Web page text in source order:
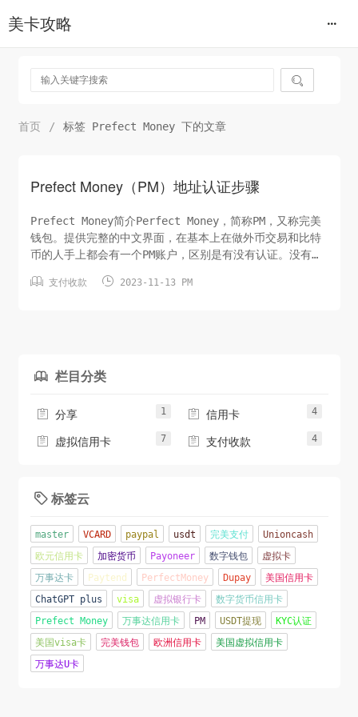
美卡攻略

首页 / 标签 Prefect Money 下的文章
Prefect Money（PM）地址认证步骤
Prefect Money简介Perfect Money，简称PM，又称完美
钱包。提供完整的中文界面，在基本上在做外币交易和比特
币的人手上都会有一个PM账户，区别是有没有认证。没有认
制，手续费极低。优势：1.手续费低廉：手续费验证后
 支付收款  2023-11-13 PM
 栏目分类
 分享 1  信用卡 4
 虚拟信用卡 7  支付收款 4
 标签云
master VCARD paypal usdt 完美支付
Unioncash
欧元信用卡
加密货币 Payoneer 数字钱包
虚拟卡
万事达卡
Paytend PerfectMoney Dupay
美国信用卡
ChatGPT plus
visa 虚拟银行卡
数字货币信用卡
Prefect Money
万事达信用卡 PM USDT提现
KYC认证
美国visa卡
完美钱包 欧洲信用卡
美国虚拟信用卡
万事达U卡